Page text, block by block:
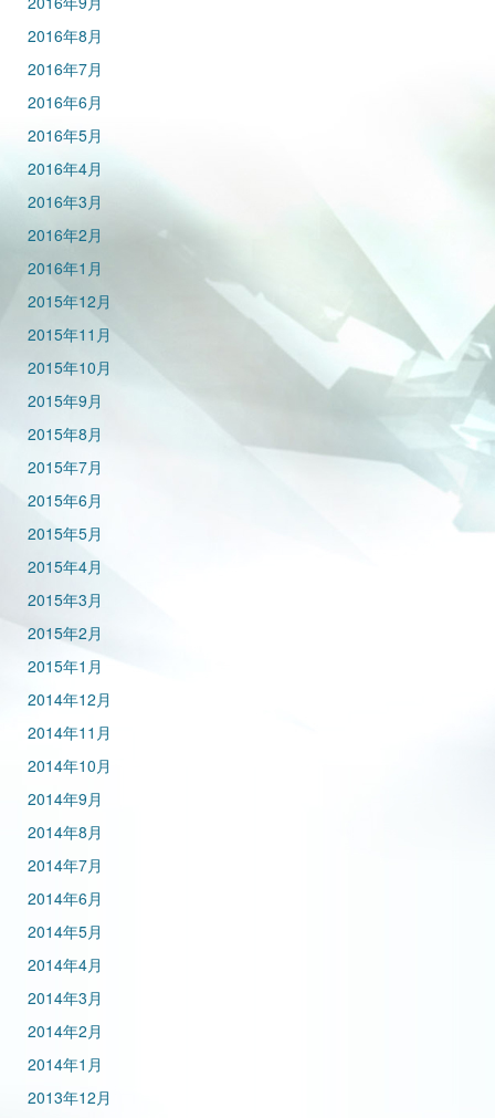
2016年8月
2016年7月
2016年6月
2016年5月
2016年4月
2016年3月
2016年2月
2016年1月
2015年12月
2015年11月
2015年10月
2015年9月
2015年8月
2015年7月
2015年6月
2015年5月
2015年4月
2015年3月
2015年2月
2015年1月
2014年12月
2014年11月
2014年10月
2014年9月
2014年8月
2014年7月
2014年6月
2014年5月
2014年4月
2014年3月
2014年2月
2014年1月
2013年12月